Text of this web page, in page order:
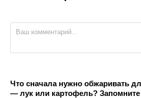
Что сначала нужно обжаривать
— лук или картофель?